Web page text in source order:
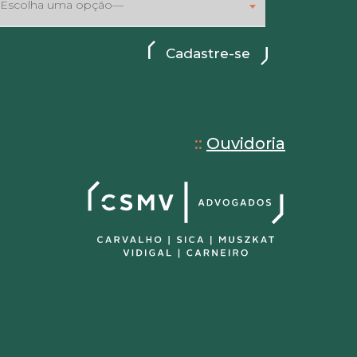
uma opção—
:: Ouvidoria